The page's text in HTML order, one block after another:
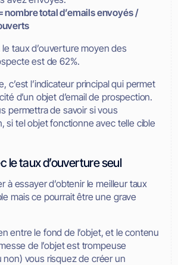
nombre total d’emails envoyés /
le taux d’ouverture moyen des
est de 62%.
c’est l’indicateur principal qui permet
d’un objet d’email de prospection.
permettra de savoir si vous
si tel objet fonctionne avec telle cible
le taux d’ouverture seul
à essayer d’obtenir le meilleur taux
mais ce pourrait être une grave
entre le fond de l’objet, et le contenu
de l’objet est trompeuse
non) vous risquez de créer un